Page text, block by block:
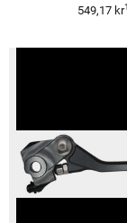
549,17 kr1